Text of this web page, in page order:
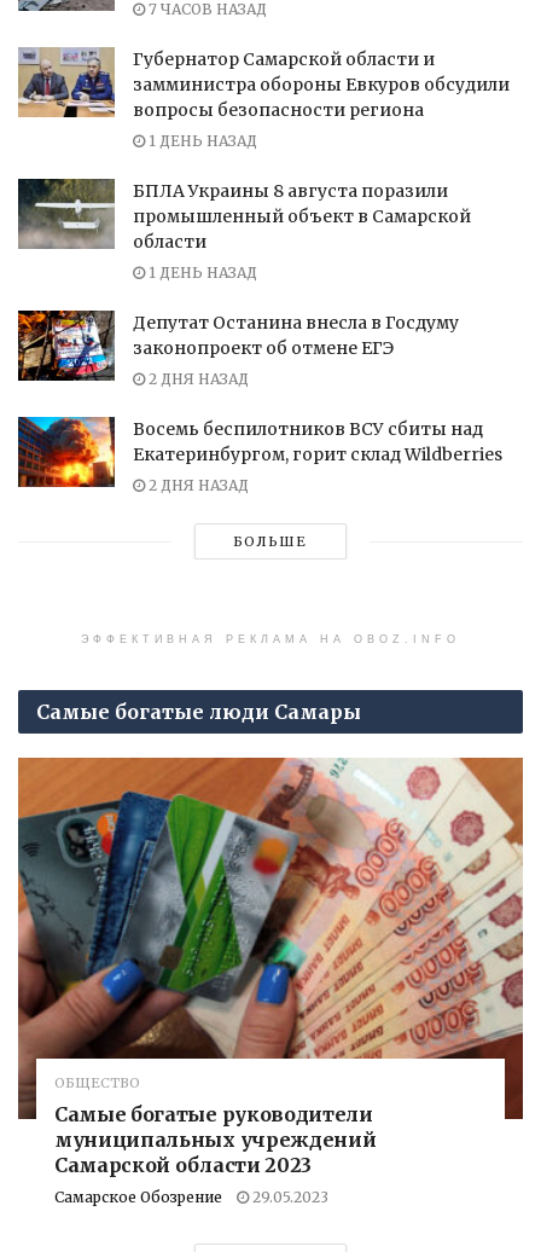
7 ЧАСОВ НАЗАД
Губернатор Самарской области и
замминистра обороны Евкуров обсудили
вопросы безопасности региона
1 ДЕНЬ НАЗАД
БПЛА Украины 8 августа поразили
промышленный объект в Самарской
области
1 ДЕНЬ НАЗАД
Депутат Останина внесла в Госдуму
законопроект об отмене ЕГЭ
2 ДНЯ НАЗАД
Восемь беспилотников ВСУ сбиты над
Екатеринбургом, горит склад Wildberries
2 ДНЯ НАЗАД
БОЛЬШЕ
ЭФФЕКТИВНАЯ РЕКЛАМА НА OBOZ.INFO
Самые богатые люди Самары
ОБЩЕСТВО
Самые богатые руководители
муниципальных учреждений
Самарской области 2023
Самарское Обозрение 29.05.2023